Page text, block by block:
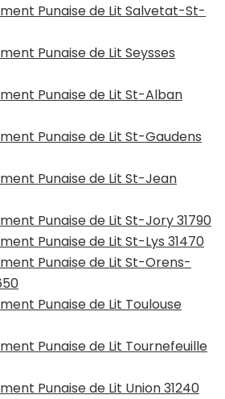
Punaise de Lit Salvetat-St-
Punaise de Lit Seysses
Punaise de Lit St-Alban
Punaise de Lit St-Gaudens
Punaise de Lit St-Jean
Punaise de Lit St-Jory 31790
Punaise de Lit St-Lys 31470
Punaise de Lit St-Orens-
Punaise de Lit Toulouse
Punaise de Lit Tournefeuille
Punaise de Lit Union 31240